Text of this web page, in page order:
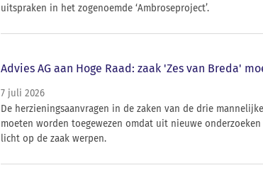
uitspraken in het zogenoemde ‘Ambroseproject’.
Advies AG aan Hoge Raad: zaak 'Zes van Breda'
7 juli 2026
De herzieningsaanvragen in de zaken van de drie
moeten worden toegewezen omdat uit nieuwe
licht op de zaak werpen.